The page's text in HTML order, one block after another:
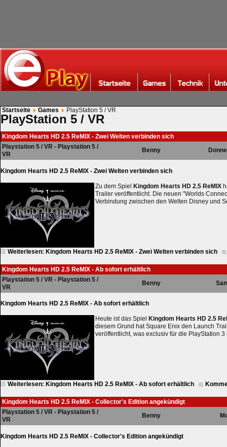
Startseite Games PlayStation 5 / VR
PlayStation 5 / VR
Kingdom Hearts HD 2.5 ReMIX - Zwei Welten verbinden sich
Playstation 5 / VR - Playstation 5 /
VR
Benny
Kingdom Hearts HD 2.5 ReMIX - Zwei Welten verbinden sich
Zu dem Spiel Kingdom Hearts HD 2.5 ReMIX
Trailer veröffentlicht. Die neuen "Worlds
Verbindung zwischen den Welten Disney und
Weiterlesen: Kingdom Hearts HD 2.5 ReMIX - Zwei Welten verbinden sich
Kingdom Hearts HD 2.5 ReMIX - Ab sofort erhältlich
Playstation 5 / VR - Playstation 5 /
VR
Benny
Kingdom Hearts HD 2.5 ReMIX - Ab sofort erhältlich
Heute ist das Spiel
Kingdom Hearts HD 2.5
diesem Grund hat Square Enix den Launch
veröffentlicht, was exclusiv für die PlayStation
Weiterlesen: Kingdom Hearts HD 2.5 ReMIX - Ab sofort erhältlich
Kingdom Hearts HD 2.5 ReMIX - Collector's Edition angekündigt
Playstation 5 / VR - Playstation 5 /
VR
Benny
Kingdom Hearts HD 2.5 ReMIX - Collector's Edition angekündigt